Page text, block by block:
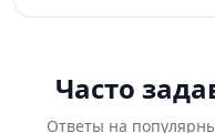
Часто
Ответы на